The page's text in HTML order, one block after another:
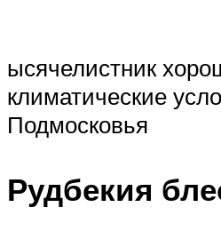
ысячелистник
климатические
Подмосковья
Рудбекия